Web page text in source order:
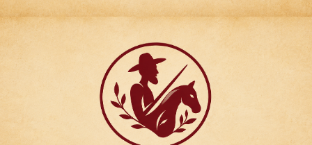
Articulos para
Regalo Torfer.